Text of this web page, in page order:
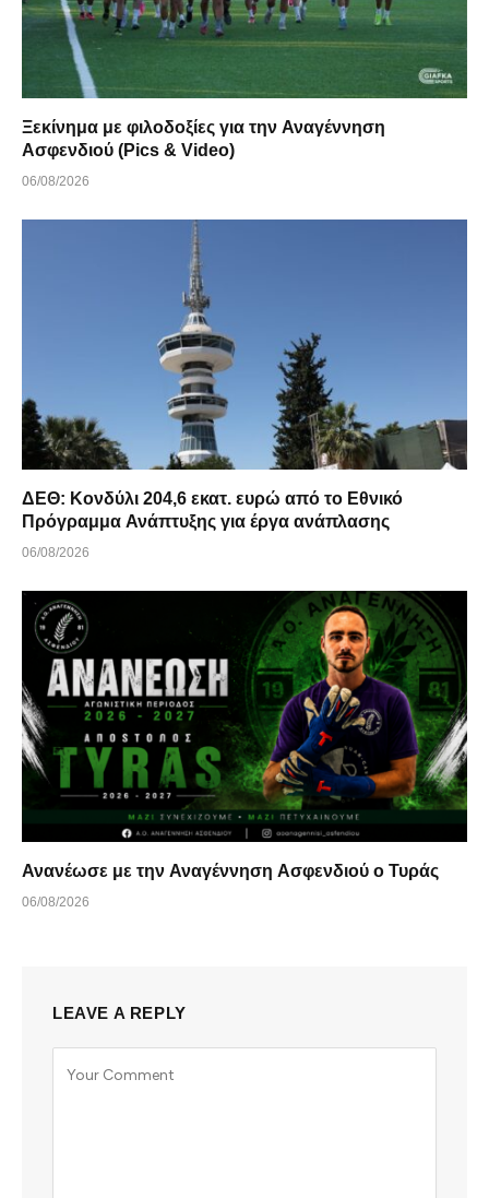
Ξεκίνημα με φιλοδοξίες για την Αναγέννηση
Ασφενδιού (Pics & Video)
06/08/2026
ΔΕΘ: Κονδύλι 204,6 εκατ. ευρώ από το Εθνικό
Πρόγραμμα Ανάπτυξης για έργα ανάπλασης
06/08/2026
Ανανέωσε με την Αναγέννηση Ασφενδιού ο Τυράς
06/08/2026
LEAVE A REPLY